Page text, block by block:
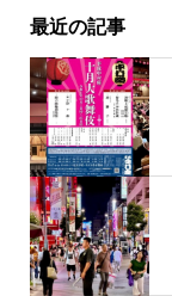
最近の記事